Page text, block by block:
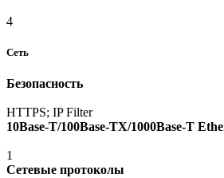
4
Сеть
Безопасность
HTTPS; IP Filter
10Base-T/100Base-TX/1000Base-T
1
Сетевые протоколы